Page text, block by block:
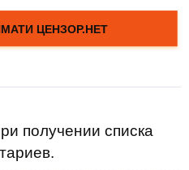
получении списка